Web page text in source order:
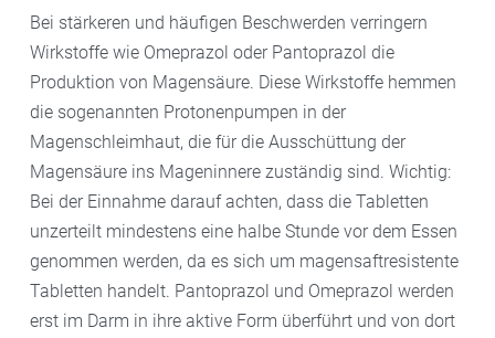
Bei stärkeren und häufigen Beschwerden verringern
Wirkstoffe wie Omeprazol oder Pantoprazol die
Produktion von Magensäure. Diese Wirkstoffe hemmen
die sogenannten Protonenpumpen in der
Magenschleimhaut, die für die Ausschüttung der
Magensäure ins Mageninnere zuständig sind. Wichtig:
Bei der Einnahme darauf achten, dass die Tabletten
unzerteilt mindestens eine halbe Stunde vor dem Essen
genommen werden, da es sich um magensaftresistente
Tabletten handelt. Pantoprazol und Omeprazol werden
erst im Darm in ihre aktive Form überführt und von dort